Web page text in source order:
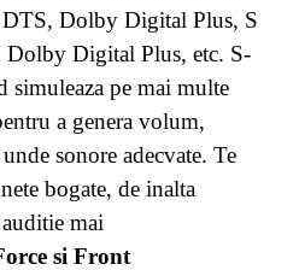
Dolby Digital Plus, S
Digital Plus, etc. S-
simuleaza pe mai multe
a genera volum,
sonore adecvate. Te
bogate, de inalta
mai
si Front